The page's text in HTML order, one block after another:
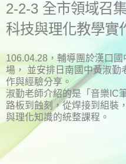
2-2-3 全市領域召
科技與理化教學實
106.04.28，輔導團於漢口
場， 並安排日南國中黃淑勤
作與經驗分享。
淑勤老師介紹的是「音樂IC
路板到蝕刻，從焊接到組裝
與理化知識的統整課程。